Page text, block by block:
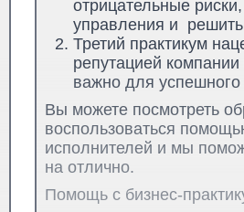
отрицательные
управления и решить
Третий практикум
репутацией компании
важно для успешного
Вы можете посмотреть
воспользоваться
исполнителей и мы
на отлично.
Помощь с бизнес-